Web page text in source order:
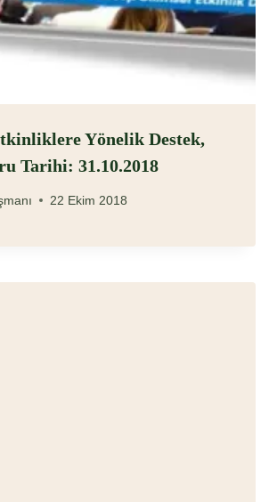
Yönelik Destek,
Tarihi: 31.10.2018
22 Ekim 2018